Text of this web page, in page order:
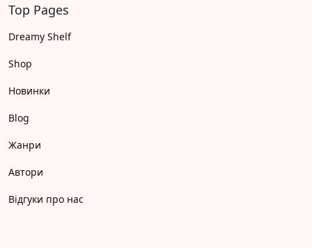
Top Pages
Dreamy Shelf
Shop
Новинки
Blog
Жанри
Автори
Відгуки про нас